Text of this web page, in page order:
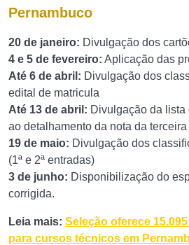
Pernambuco
20 de janeiro: Divulgação dos
4 e 5 de fevereiro: Aplicação das
Até 6 de abril: Divulgação dos
edital de matricula
Até 13 de abril: Divulgação da
ao detalhamento da nota da
19 de maio: Divulgação dos
(1ª e 2ª entradas)
3 de junho: Disponibilização do
corrigida.
Leia mais: Seleção oferece
para cursos técnicos em